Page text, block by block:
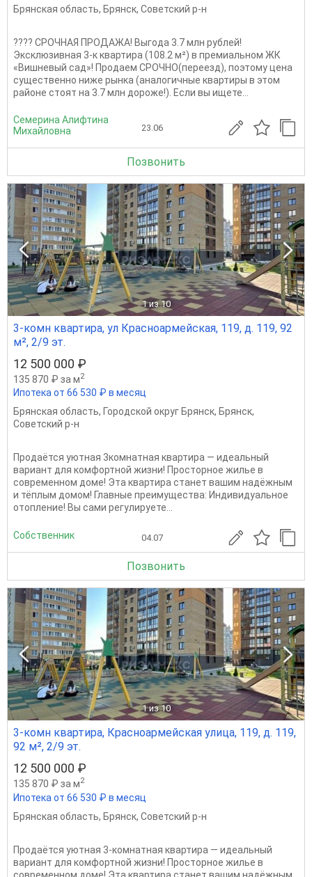
Брянская область, Брянск, Советский р-н
???? СРОЧНАЯ ПРОДАЖА! Выгода 3.7 млн рублей!
Эксклюзивная 3-к квартира (108.2 м²) в премиальном ЖК
«Вишневый сад»! Продаем СРОЧНО(переезд), поэтому цена
существенно ниже рынка (аналогичные квартиры в этом
районе стоят на 3.7 млн дороже!). Если вы ищете...
Семерина Алифтина
Михайловна
23.06
Позвонить
1 из 10
3-комн квартира, ул Красноармейская, 119, д. 119, 92
м², 2/9 эт.
12 500 000 ₽
135 870 ₽ за м2
Ипотека от 66 530 ₽ в месяц
Брянская область, Городской округ Брянск, Брянск,
Советский р-н
Продаётся уютная 3комнатная квартира — идеальный
вариант для комфортной жизни! Просторное жилье в
современном доме! Эта квартира станет вашим надёжным
и тёплым домом! Главные преимущества: Индивидуальное
отопление! Вы сами регулируете...
Собственник 04.07
Позвонить
1 из 10
3-комн квартира, Красноармейская улица, 119, д. 119,
92 м², 2/9 эт.
12 500 000 ₽
135 870 ₽ за м2
Ипотека от 66 530 ₽ в месяц
Брянская область, Брянск, Советский р-н
Продаётся уютная 3‑комнатная квартира — идеальный
вариант для комфортной жизни! Просторное жилье в